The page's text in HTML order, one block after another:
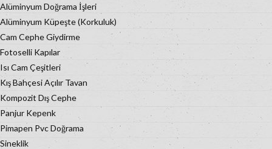
Alüminyum Doğrama İşleri
Alüminyum Küpeşte (Korkuluk)
Cam Cephe Giydirme
Fotoselli Kapılar
Isı Cam Çeşitleri
Kış Bahçesi Açılır Tavan
Kompozit Dış Cephe
Panjur Kepenk
Pimapen Pvc Doğrama
Sineklik